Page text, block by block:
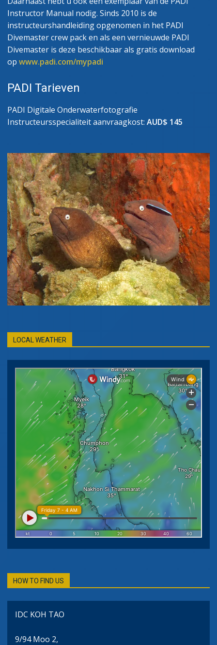
Instructor Manual nodig. Sinds 2010 is de
instructeurshandleiding opgenomen in het PADI
Divemaster crew pack en als een vernieuwde PADI
Divemaster is deze beschikbaar als gratis download
op www.padi.com/mypadi
PADI Tarieven
PADI Digitale Onderwaterfotografie
Instructeursspecialiteit aanvraagkost: AUD$ 145
LOCAL WEATHER
HOW TO FIND US
IDC KOH TAO
9/94 Moo 2,